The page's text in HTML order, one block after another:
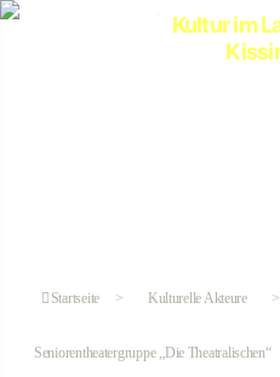
Startseite > Kulturelle Akteure >
Seniorentheatergruppe „Die Theatralischen“